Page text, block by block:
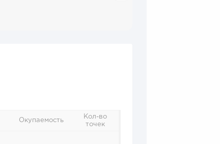
Окупаемость
Кол-во
точек